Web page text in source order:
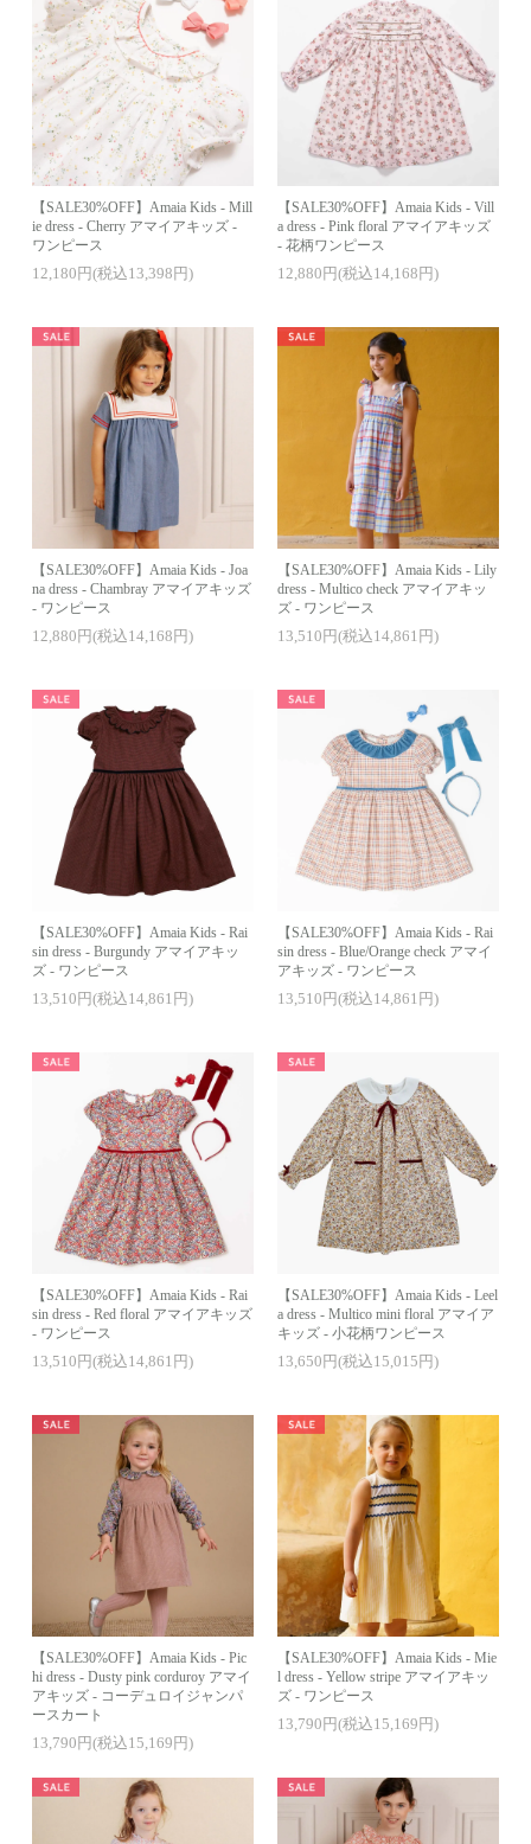
【SALE30%OFF】Amaia Kids - Mill
ie dress - Cherry アマイアキッズ -
ワンピース
12,180円(税込13,398円)
【SALE30%OFF】Amaia Kids - Vill
a dress - Pink floral アマイアキッズ
- 花柄ワンピース
12,880円(税込14,168円)
【SALE30%OFF】Amaia Kids - Joa
na dress - Chambray アマイアキッズ
- ワンピース
12,880円(税込14,168円)
【SALE30%OFF】Amaia Kids - Lily
dress - Multico check アマイアキッ
ズ - ワンピース
13,510円(税込14,861円)
【SALE30%OFF】Amaia Kids - Rai
sin dress - Burgundy アマイアキッ
ズ - ワンピース
13,510円(税込14,861円)
【SALE30%OFF】Amaia Kids - Rai
sin dress - Blue/Orange check アマイ
アキッズ - ワンピース
13,510円(税込14,861円)
【SALE30%OFF】Amaia Kids - Rai
sin dress - Red floral アマイアキッズ
- ワンピース
13,510円(税込14,861円)
【SALE30%OFF】Amaia Kids - Leel
a dress - Multico mini floral アマイア
キッズ - 小花柄ワンピース
13,650円(税込15,015円)
【SALE30%OFF】Amaia Kids - Pic
hi dress - Dusty pink corduroy アマイ
アキッズ - コーデュロイジャンパ
ースカート
13,790円(税込15,169円)
【SALE30%OFF】Amaia Kids - Mie
l dress - Yellow stripe アマイアキッ
ズ - ワンピース
13,790円(税込15,169円)